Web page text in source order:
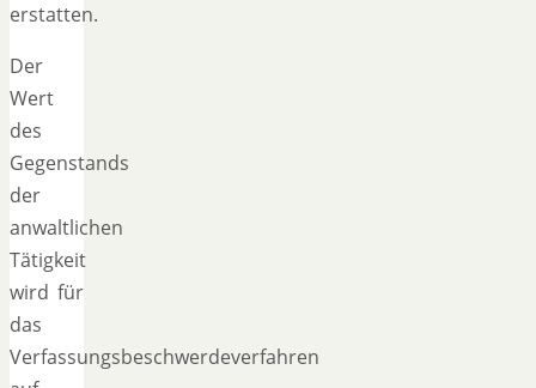
erstatten.
Der
Wert
des
Gegenstands
der
anwaltlichen
Tätigkeit
wird für
das
Verfassungsbeschwerdeverfahren